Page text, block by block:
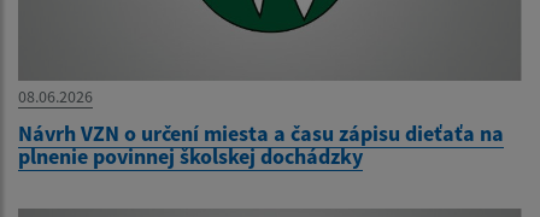
08.06.2026
Návrh VZN o určení miesta a času zápisu dieťaťa na
plnenie povinnej školskej dochádzky